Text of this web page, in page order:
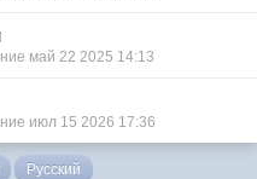
май 22 2025 14:13
июл 15 2026 17:36
Русский